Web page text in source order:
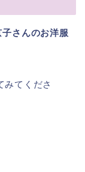
さんのお洋服
みてくださ